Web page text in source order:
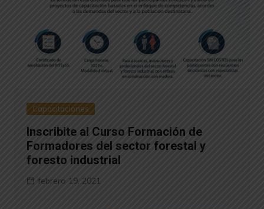
Capacitaciones
Inscribite al Curso Formación de
Formadores del sector forestal y
foresto industrial
febrero 19, 2021